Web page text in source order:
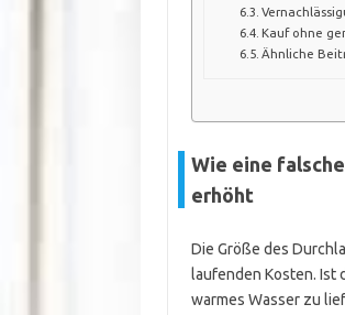
Kauf ohne
Ähnliche
Wie eine
erhöht
Die Größe des
laufenden Kosten. Ist
warmes Wasser zu